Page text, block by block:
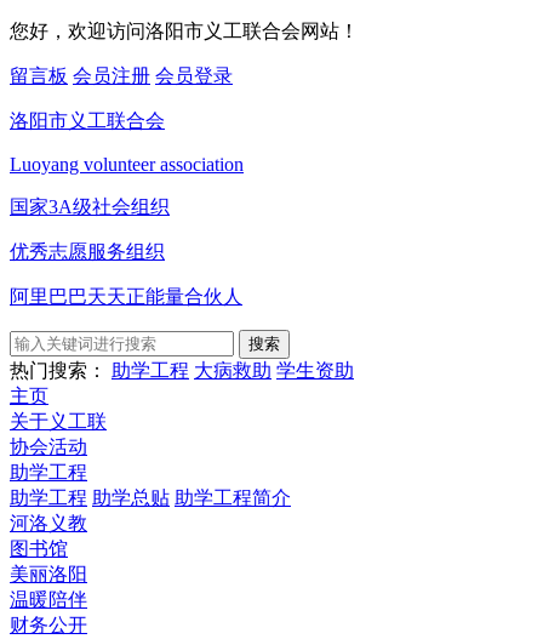
您好，欢迎访问洛阳市义工联合会网站！
留言板 会员注册 会员登录
洛阳市义工联合会
Luoyang volunteer association
国家3A级社会组织
优秀志愿服务组织
阿里巴巴天天正能量合伙人
搜索
热门搜索： 助学工程 大病救助 学生资助
主页
关于义工联
协会活动
助学工程
助学工程 助学总贴 助学工程简介
河洛义教
图书馆
美丽洛阳
温暖陪伴
财务公开